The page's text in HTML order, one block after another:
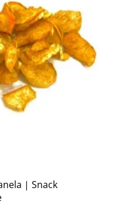
| Snack